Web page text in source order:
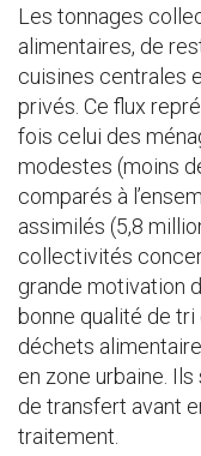
Les tonnages
alimentaires, de
cuisines centrales
privés. Ce flux
fois celui des
modestes (moins
comparés à
assimilés (5,8
collectivités
grande motivation
bonne qualité de
déchets
en zone urbaine.
de transfert avant
traitement.